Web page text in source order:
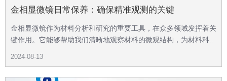
金相显微镜日常保养：确保精准观测的关键
金相显微镜作为材料分析和研究的重要工具，在众多领域发挥着关
键作用。它能够帮助我们清晰地观察材料的微观结构，为材料科
2024-08-13